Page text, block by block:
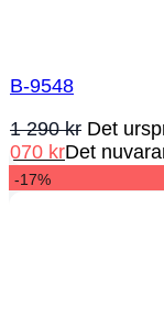
B-9548
1 290kr Det
070 krDet
-17%